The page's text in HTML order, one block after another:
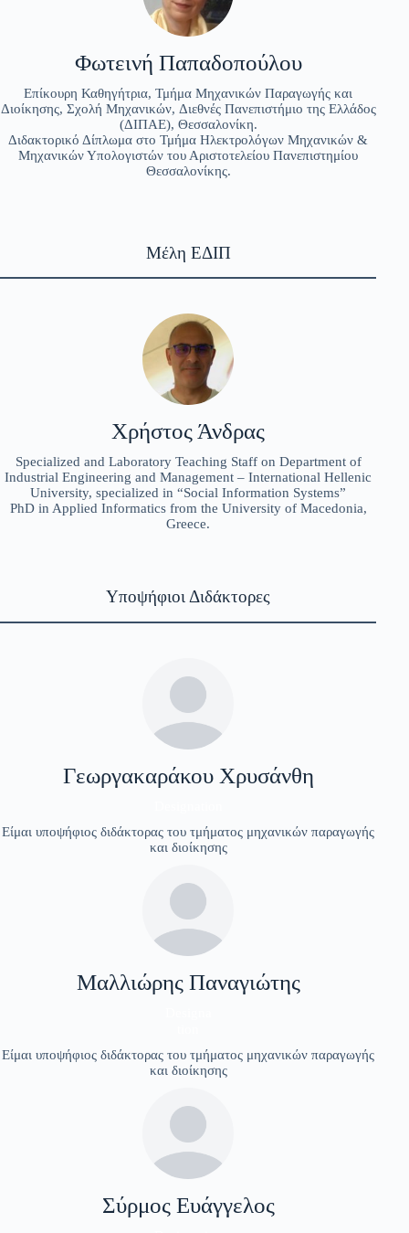
Φωτεινή Παπαδοπούλου
Επίκουρη Καθηγήτρια, Τμήμα Μηχανικών Παραγωγής και
Διοίκησης, Σχολή Μηχανικών, Διεθνές Πανεπιστήμιο της Ελλάδος
(ΔΙΠΑΕ), Θεσσαλονίκη.
Διδακτορικό Δίπλωμα στο Τμήμα Ηλεκτρολόγων Μηχανικών &
Μηχανικών Υπολογιστών του Αριστοτελείου Πανεπιστημίου
Θεσσαλονίκης.
Μέλη ΕΔΙΠ
Χρήστος Άνδρας
Specialized and Laboratory Teaching Staff on Department of
Industrial Engineering and Management – International Hellenic
University, specialized in “Social Information Systems”
PhD in Applied Informatics from the University of Macedonia,
Greece.
Υποψήφιοι Διδάκτορες
Γεωργακαράκου Χρυσάνθη
Είμαι υποψήφιος διδάκτορας του τμήματος μηχανικών παραγωγής
και διοίκησης
Μαλλιώρης Παναγιώτης
Είμαι υποψήφιος διδάκτορας του τμήματος μηχανικών παραγωγής
και διοίκησης
Σύρμος Ευάγγελος